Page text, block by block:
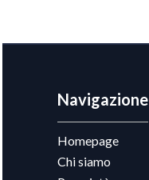
Navigazione
Homepage
Chi siamo